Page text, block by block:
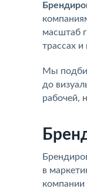
масштаб
трассах
Мы
до
рабочей,
в